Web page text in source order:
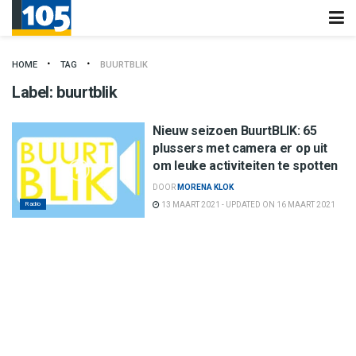
HOME TAG BUURTBLIK
Label: buurtblik
Radio
Nieuw seizoen BuurtBLIK: 65
plussers met camera er op uit
om leuke activiteiten te spotten
DOOR MORENA KLOK
13 MAART 2021 - UPDATED ON 16 MAART 2021